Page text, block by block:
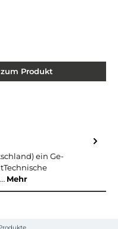
Produkt
ein Ge-
Mehr